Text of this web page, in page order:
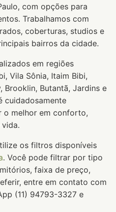
com opções para
Trabalhamos com
coberturas, studios e
bairros da cidade.
em regiões
Vila Sônia, Itaim Bibi,
Brooklin, Butantã, Jardins e
cuidadosamente
o melhor em conforto,
os filtros disponíveis
. Você pode filtrar por tipo
faixa de preço,
entre em contato com
(11) 94793-3327 e